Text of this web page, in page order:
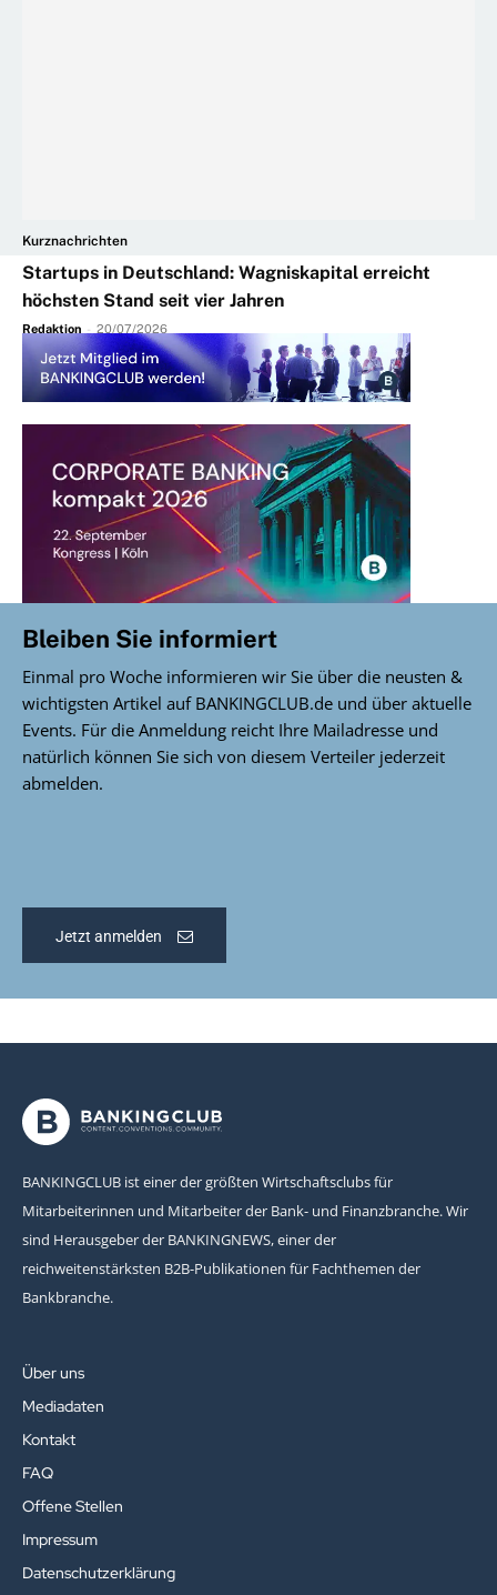
Kurznachrichten
Startups in Deutschland: Wagniskapital erreicht
höchsten Stand seit vier Jahren
Redaktion - 20/07/2026
Bleiben Sie informiert
Einmal pro Woche informieren wir Sie über die neusten &
wichtigsten Artikel auf BANKINGCLUB.de und über aktuelle
Events. Für die Anmeldung reicht Ihre Mailadresse und
natürlich können Sie sich von diesem Verteiler jederzeit
abmelden.
Jetzt anmelden
BANKINGCLUB ist einer der größten Wirtschaftsclubs für
Mitarbeiterinnen und Mitarbeiter der Bank- und Finanzbranche. Wir
sind Herausgeber der BANKINGNEWS, einer der
reichweitenstärksten B2B-Publikationen für Fachthemen der
Bankbranche.
Über uns
Mediadaten
Kontakt
FAQ
Offene Stellen
Impressum
Datenschutzerklärung